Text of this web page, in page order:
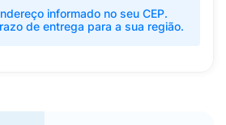
informado no seu CEP.
de entrega para a sua região.